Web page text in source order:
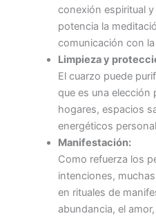
conexión espiritual
potencia la
comunicación con
Limpieza y
El cuarzo puede
que es una elección
hogares, espacios
energéticos
Manifestación:
Como refuerza los
intenciones,
en rituales de
abundancia, el